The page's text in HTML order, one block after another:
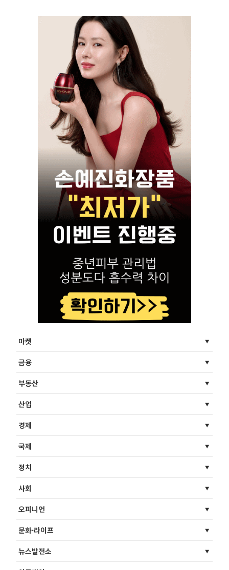
마켓
금융
부동산
산업
경제
국제
정치
사회
오피니언
문화·라이프
뉴스발전소